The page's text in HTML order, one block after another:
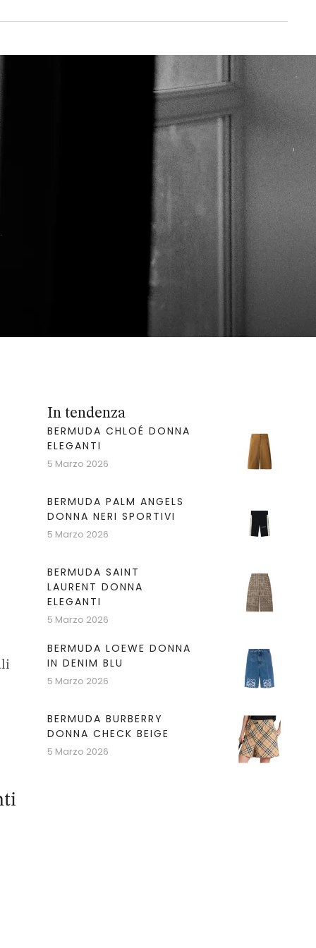
In tendenza
BERMUDA CHLOÉ DONNA
ELEGANTI
5 Marzo 2026
BERMUDA PALM ANGELS
DONNA NERI SPORTIVI
5 Marzo 2026
BERMUDA SAINT
LAURENT DONNA
ELEGANTI
5 Marzo 2026
BERMUDA LOEWE DONNA
IN DENIM BLU
5 Marzo 2026
BERMUDA BURBERRY
DONNA CHECK BEIGE
5 Marzo 2026